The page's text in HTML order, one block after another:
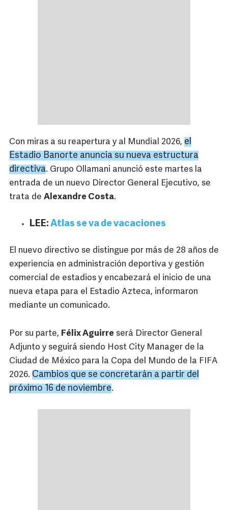
Con miras a su reapertura y al Mundial 2026, el
Estadio Banorte anuncia su nueva estructura
directiva. Grupo Ollamani anunció este martes la
entrada de un nuevo Director General Ejecutivo, se
trata de Alexandre Costa.
LEE: Atlas se va de vacaciones
El nuevo directivo se distingue por más de 28 años de
experiencia en administración deportiva y gestión
comercial de estadios y encabezará el inicio de una
nueva etapa para el Estadio Azteca, informaron
mediante un comunicado.
Por su parte, Félix Aguirre será Director General
Adjunto y seguirá siendo Host City Manager de la
Ciudad de México para la Copa del Mundo de la FIFA
2026. Cambios que se concretarán a partir del
próximo 16 de noviembre.